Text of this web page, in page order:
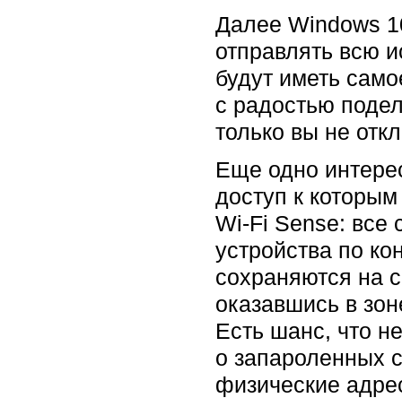
Далее Windows
отправлять всю
будут иметь
с радостью
только вы не
Еще одно
доступ к
Wi-Fi Sense: все
устройства по
сохраняются на
оказавшись в
Есть шанс, что
о запароленных
физические